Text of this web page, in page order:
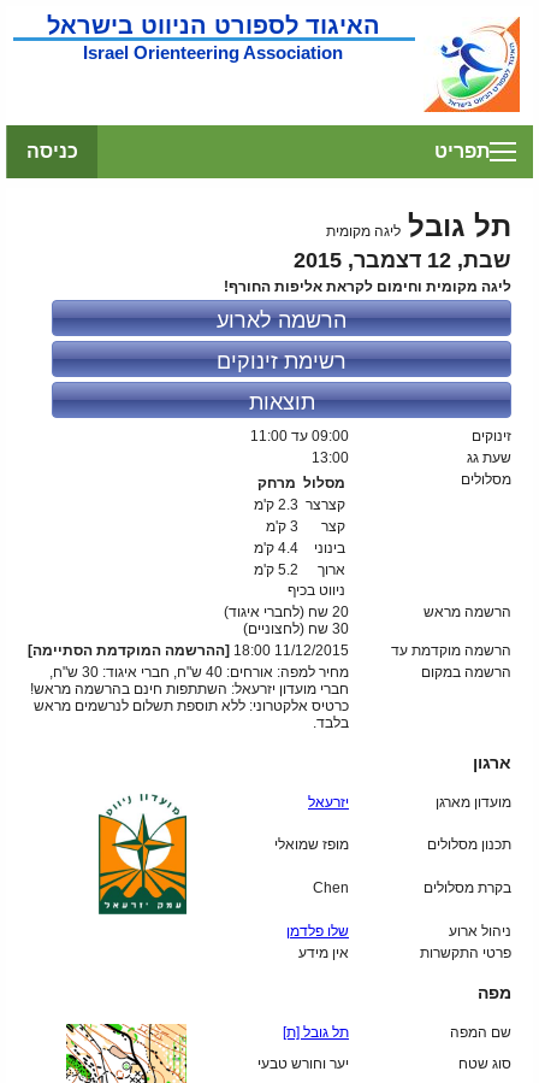
האיגוד לספורט הניווט בישראל
Israel Orienteering Association
כניסה תפריט
תל גובל ליגה מקומית
שבת, 12 דצמבר, 2015
ליגה מקומית וחימום לקראת אליפות החורף!
הרשמה לארוע
רשימת זינוקים
תוצאות
זינוקים 09:00 עד 11:00
שעת גג
13:00
מסלולים
מסלול מרחק
קצרצר 2.3 ק'מ
קצר
3 ק'מ
בינוני
4.4 ק'מ
ארוך
5.2 ק'מ
ניווט בכיף
הרשמה מראש
20 שח (לחברי איגוד)
30 שח (לחצוניים)
הרשמה מוקדמת עד
11/12/2015 18:00
[ההרשמה המוקדמת הסתיימה]
הרשמה במקום
מחיר למפה: אורחים: 40 ש"ח, חברי איגוד: 30 ש"ח,
חברי מועדון יזרעאל: השתתפות חינם בהרשמה מראש!
כרטיס אלקטרוני: ללא תוספת תשלום לנרשמים מראש
בלבד.
ארגון
מועדון מארגן יזרעאל
תכנון מסלולים מופז שמואלי
בקרת מסלולים Chen
ניהול ארוע
שלו פלדמן
פרטי התקשרות
אין מידע
מפה
שם המפה
תל גובל [ת]
סוג שטח
יער וחורש טבעי